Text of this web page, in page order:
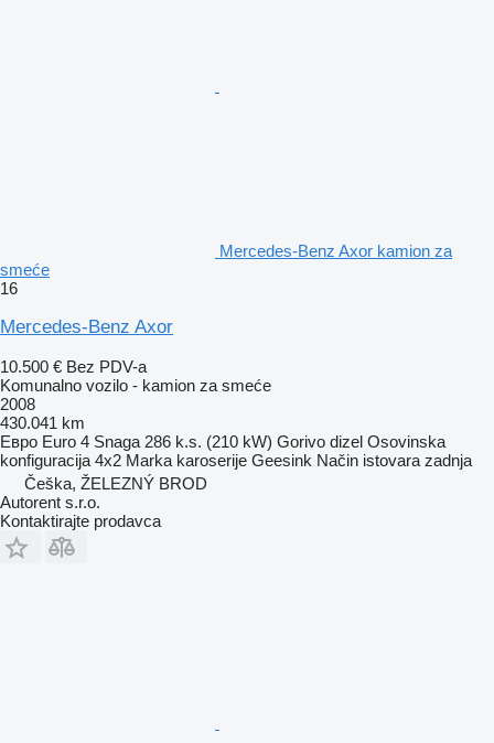
Mercedes-Benz Axor kamion za
smeće
16
Mercedes-Benz Axor
10.500 € Bez PDV-a
Komunalno vozilo - kamion za smeće
2008
430.041 km
Евро Euro 4 Snaga 286 k.s. (210 kW) Gorivo dizel Osovinska
konfiguracija 4x2 Marka karoserije Geesink Način istovara zadnja
Češka, ŽELEZNÝ BROD
Autorent s.r.o.
Kontaktirajte prodavca